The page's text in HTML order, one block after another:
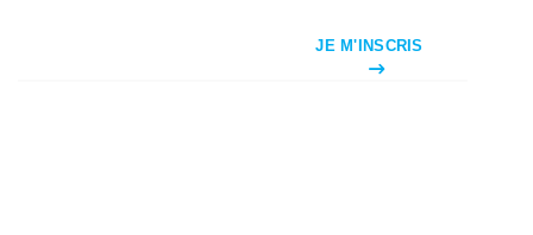
JE M'INSCRIS